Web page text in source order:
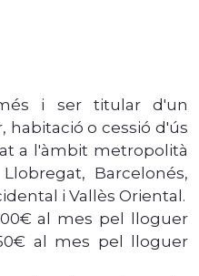
i ser titular d'un
habitació o cessió d'ús
a l'àmbit metropolità
Barcelonés,
i Vallès Oriental.
al mes pel lloguer
al mes pel lloguer